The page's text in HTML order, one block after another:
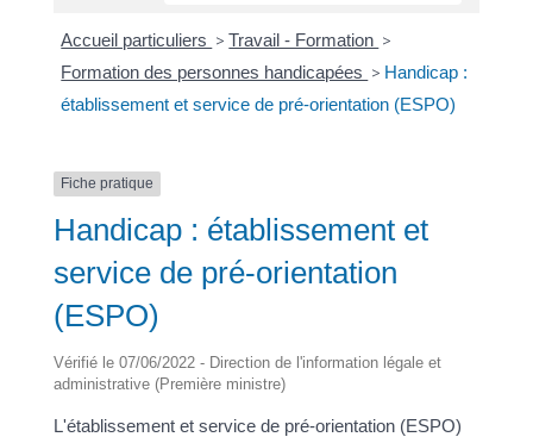
Accueil particuliers > Travail - Formation >
Formation des personnes handicapées > Handicap :
établissement et service de pré-orientation (ESPO)
Fiche pratique
Handicap : établissement et
service de pré-orientation
(ESPO)
Vérifié le 07/06/2022 - Direction de l'information légale et
administrative (Première ministre)
L'établissement et service de pré-orientation (ESPO)